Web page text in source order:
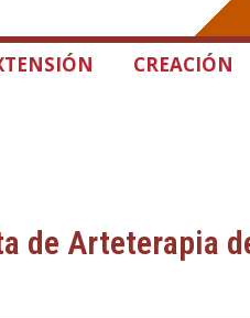
CREACIÓN
de Arteterapia